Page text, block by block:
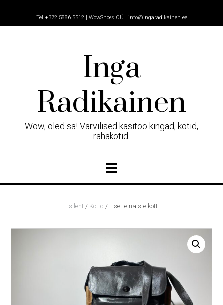
content
Tel +372 5886 5512 | WowShoes OÜ | info@ingaradikainen.ee
Inga
Radikainen
Wow, oled sa! Värvilised käsitöö kingad, kotid,
rahakotid.
Esileht / Kotid / Lisette naiste kott